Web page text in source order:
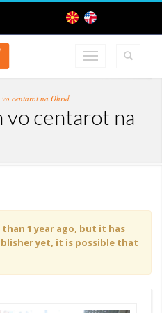
vo centarot na Ohrid
vo centarot na
1 year ago, but it has
yet, it is possible that